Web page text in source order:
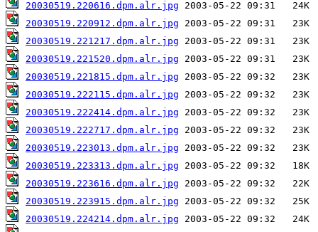
20030519.220616.dpm.alr.jpg
20030519.220912.dpm.alr.jpg
20030519.221217.dpm.alr.jpg
20030519.221520.dpm.alr.jpg
20030519.221815.dpm.alr.jpg
20030519.222115.dpm.alr.jpg
20030519.222414.dpm.alr.jpg
20030519.222717.dpm.alr.jpg
20030519.223013.dpm.alr.jpg
20030519.223313.dpm.alr.jpg
20030519.223616.dpm.alr.jpg
20030519.223915.dpm.alr.jpg
20030519.224214.dpm.alr.jpg